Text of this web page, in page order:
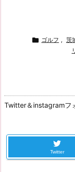
 ゴルフ , 茨
Twitter＆instagramフ
Twitter